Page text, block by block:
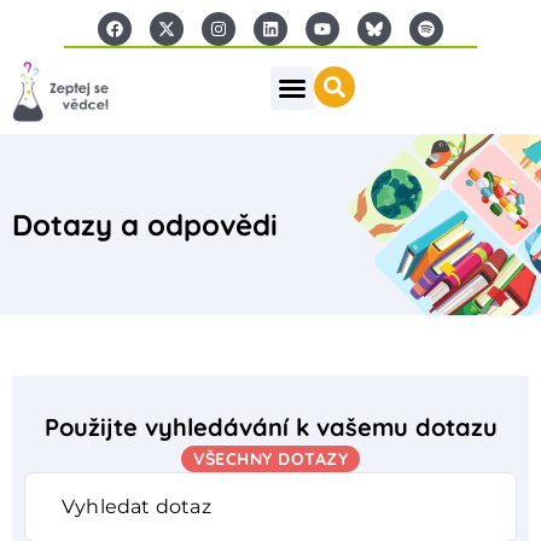
Dotazy a odpovědi
Použijte vyhledávání k vašemu dotazu
VŠECHNY DOTAZY